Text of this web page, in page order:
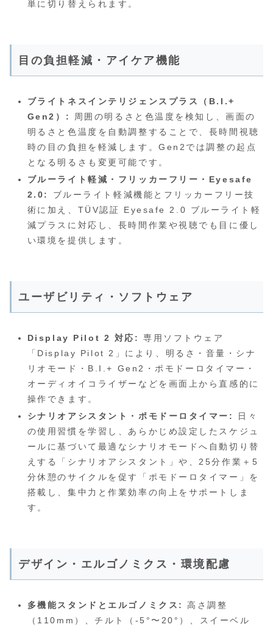
単に切り替えられます。
目の負担軽減・アイケア機能
ブライトネスインテリジェンスプラス（B.I.+
Gen2）:
周囲の明るさと色温度を検知し、画面の
明るさと色温度を自動調整することで、長時間視聴
時の目の負担を軽減します。Gen2では調整の起点
となる明るさも変更可能です。
ブルーライト軽減・フリッカーフリー・Eyesafe
2.0:
ブルーライト軽減機能とフリッカーフリー技
術に加え、TÜV認証 Eyesafe 2.0 ブルーライト軽
減プラスに対応し、長時間作業や視聴でも目に優し
い環境を提供します。
ユーザビリティ・ソフトウェア
Display Pilot 2 対応:
専用ソフトウェア
「Display Pilot 2」により、明るさ・音量・シナ
リオモード・B.I.+ Gen2・ポモドーロタイマー・
オーディオイコライザーなどを画面上から直感的に
操作できます。
シナリオアシスタント・ポモドーロタイマー:
日々
の使用習慣を学習し、あらかじめ設定したスケジュ
ールに基づいて最適なシナリオモードへ自動切り替
えする「シナリオアシスタント」や、25分作業＋5
分休憩のサイクルを促す「ポモドーロタイマー」を
搭載し、集中力と作業効率の向上をサポートしま
す。
デザイン・エルゴノミクス・環境配慮
多機能スタンドとエルゴノミクス:
高さ調整
（110mm）、チルト（-5°〜20°）、スイーベル